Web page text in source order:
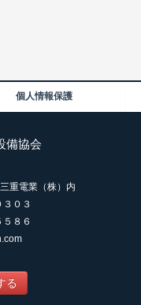
個人情報保護
備協会
重電業（株）内
０３
８６
る